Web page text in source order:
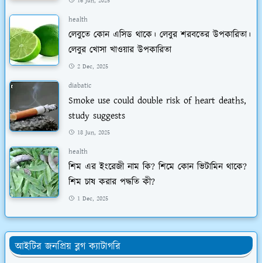
health
লেবুতে কোন এসিড থাকে। লেবুর শরবতের উপকারিতা।
লেবুর খোসা খাওয়ার উপকারিতা
2 Dec, 2025
diabatic
Smoke use could double risk of heart deaths,
study suggests
18 Jun, 2025
health
শিম এর ইংরেজী নাম কি? শিমে কোন ভিটামিন থাকে?
শিম চাষ করার পদ্ধতি কী?
1 Dec, 2025
আইটির জনপ্রিয় ব্লগ ক্যাটাগরি